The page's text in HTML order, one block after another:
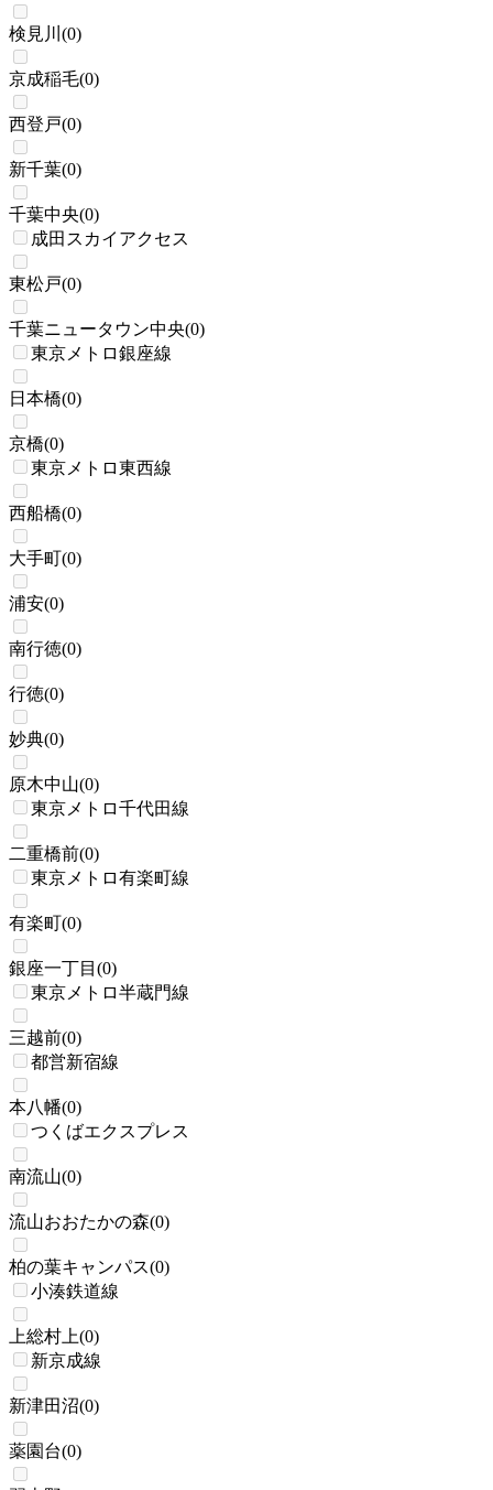
検見川 (0)
京成稲毛(0)
西登戸(0)
新千葉(0)
千葉中央(0)
成田スカイアクセス
東松戸(0)
千葉ニュータウン中央(0)
東京メトロ銀座線
日本橋(0)
京橋(0)
東京メトロ東西線
西船橋(0)
大手町(0)
浦安(0)
南行徳(0)
行徳(0)
妙典(0)
原木中山(0)
東京メトロ千代田線
二重橋前(0)
東京メトロ有楽町線
有楽町(0)
銀座一丁目 (0)
東京メトロ半蔵門線
三越前(0)
都営新宿線
本八幡(0)
つくばエクスプレス
南流山(0)
流山おおたかの森(0)
柏の葉キャンパス(0)
小湊鉄道線
上総村上(0)
新京成線
新津田沼(0)
薬園台(0)